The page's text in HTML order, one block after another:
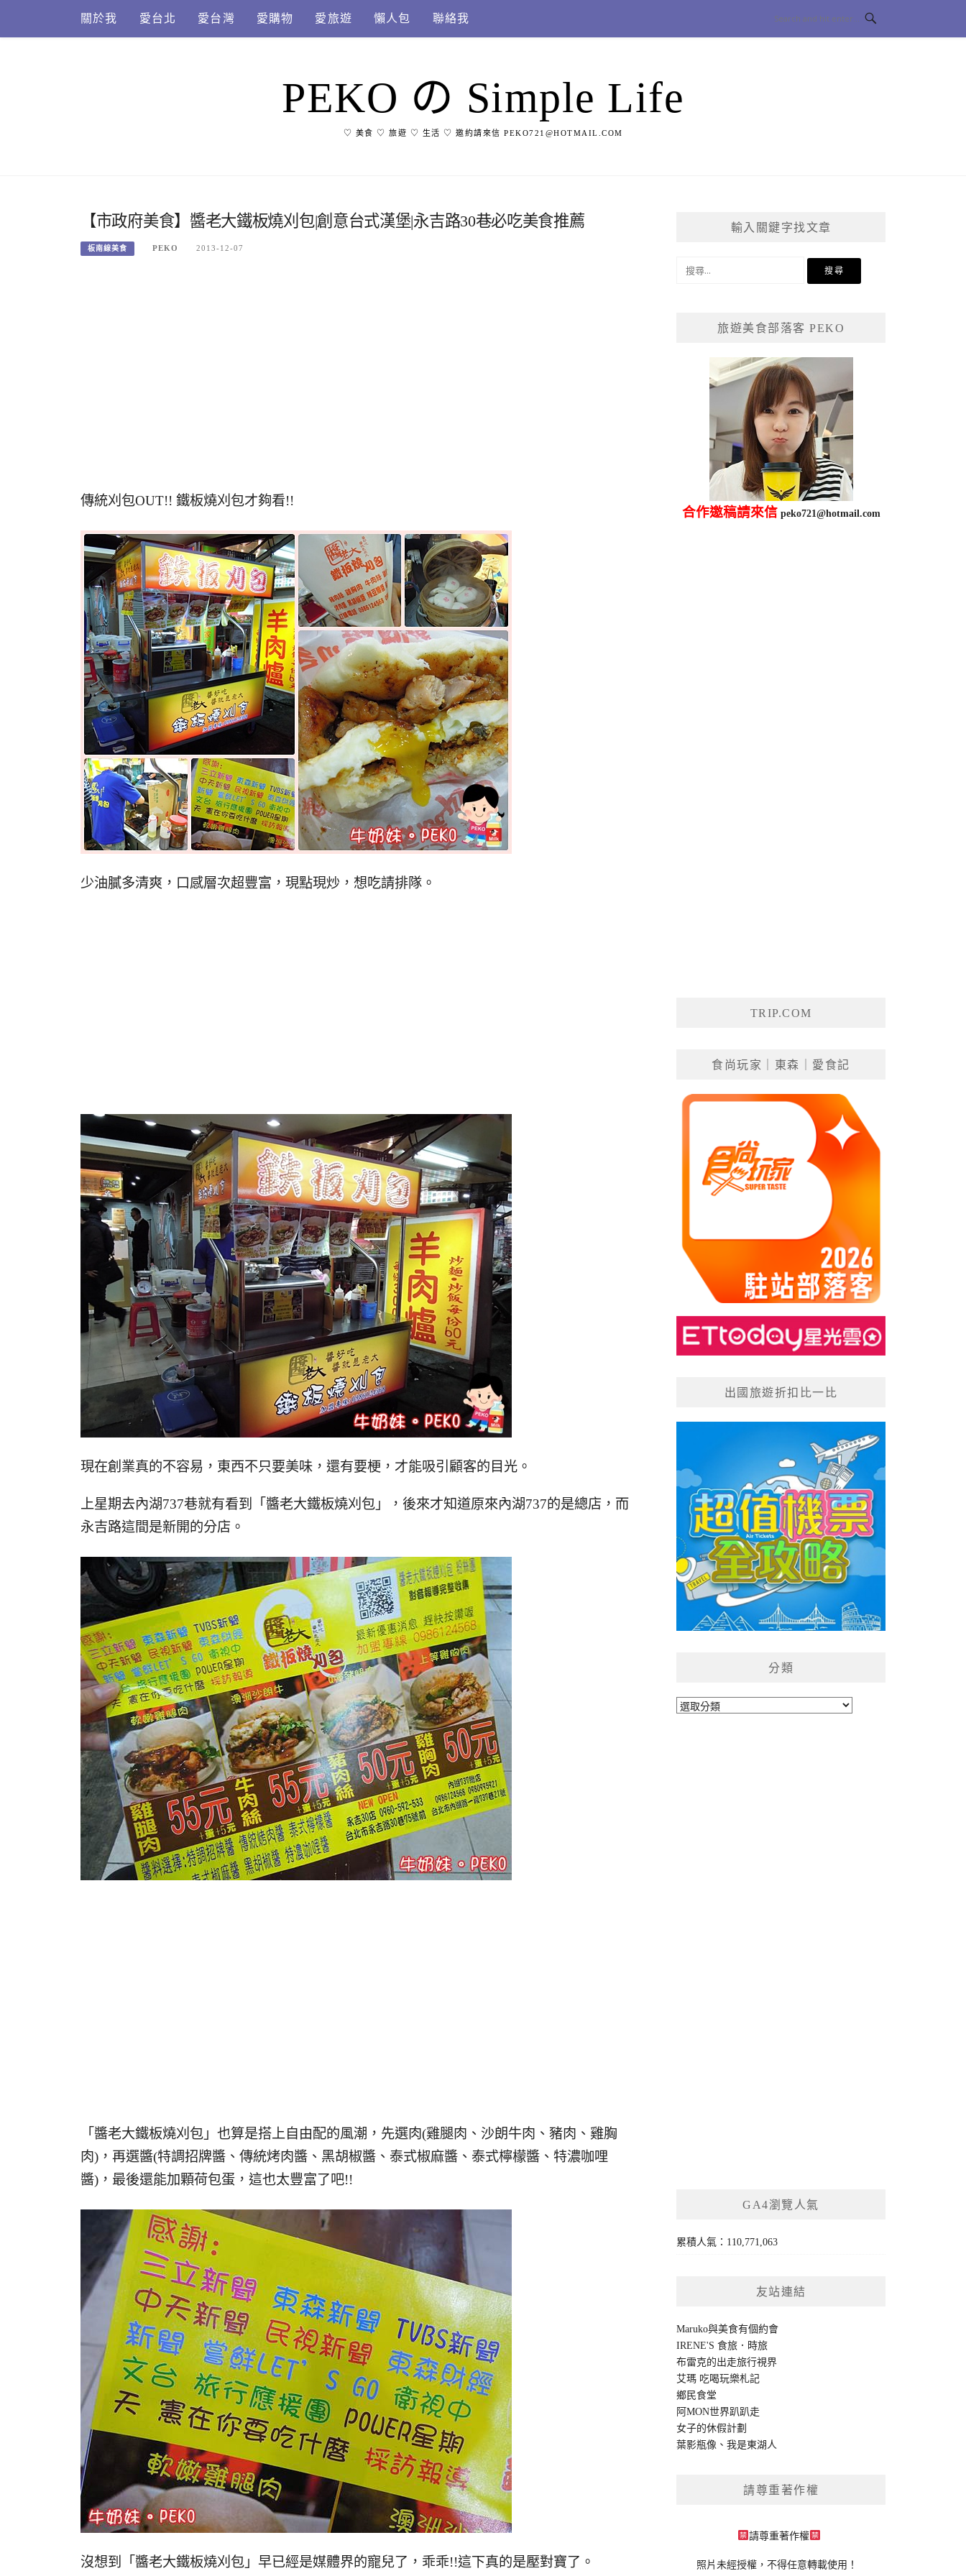
content
關於我 愛台北 愛台灣 愛購物 愛旅遊 懶人包 聯絡我
PEKO の Simple Life
♡ 美食 ♡ 旅遊 ♡ 生活 ♡ 邀約請來信 PEKO721@HOTMAIL.COM
【市政府美食】醬老大鐵板燒刈包|創意台式漢堡|永吉路30巷必吃美食推薦
板南線美食 PEKO 2013-12-07
傳統刈包OUT!! 鐵板燒刈包才夠看!!
少油膩多清爽，口感層次超豐富，現點現炒，想吃請排隊。
現在創業真的不容易，東西不只要美味，還有要梗，才能吸引顧客的目光。
上星期去內湖737巷就有看到「醬老大鐵板燒刈包」，後來才知道原來內湖737的是總店，而
永吉路這間是新開的分店。
「醬老大鐵板燒刈包」也算是搭上自由配的風潮，先選肉(雞腿肉、沙朗牛肉、豬肉、雞胸
肉)，再選醬(特調招牌醬、傳統烤肉醬、黑胡椒醬、泰式椒麻醬、泰式檸檬醬、特濃咖哩
醬)，最後還能加顆荷包蛋，這也太豐富了吧!!
沒想到「醬老大鐵板燒刈包」早已經是媒體界的寵兒了，乖乖!!這下真的是壓對寶了。
輸入關鍵字找文章
旅遊美食部落客 PEKO
合作邀稿請來信 peko721@hotmail.com
TRIP.COM
食尚玩家｜東森｜愛食記
出國旅遊折扣比一比
分類
分
GA4瀏覽人氣
累積人氣：110,771,063
友站連結
Maruko與美食有個約會
IRENE'S 食旅．時旅
布雷克的出走旅行視界
艾瑪 吃喝玩樂札記
鄉民食堂
阿MON世界趴趴走
女子的休假計劃
葉影瓶像 、我是東湖人
請尊重著作權
請尊重著作權
照片未經授權，不得任意轉載使用！